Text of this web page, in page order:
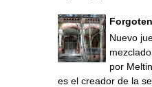
Nuevo
por
es el creador de la